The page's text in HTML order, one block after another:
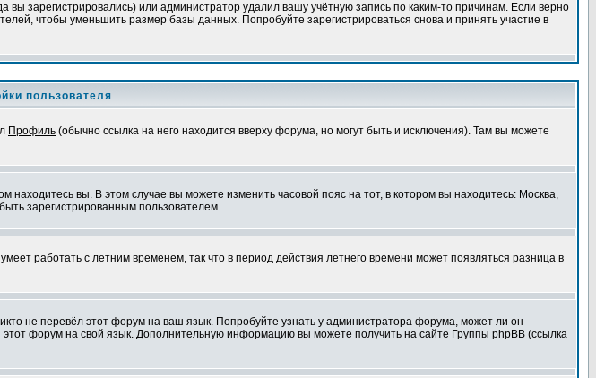
зарегистрировались) или администратор удалил вашу учётную запись по каким-то причинам. Если верно
чтобы уменьшить размер базы данных. Попробуйте зарегистрироваться снова и принять участие в
пользователя
Профиль (обычно ссылка на него находится вверху форума, но могут быть и исключения). Там вы можете
вы. В этом случае вы можете изменить часовой пояс на тот, в котором вы находитесь: Москва,
зарегистрированным пользователем.
работать с летним временем, так что в период действия летнего времени может появляться разница в
не перевёл этот форум на ваш язык. Попробуйте узнать у администратора форума, может ли он
форум на свой язык. Дополнительную информацию вы можете получить на сайте Группы phpBB (ссылка